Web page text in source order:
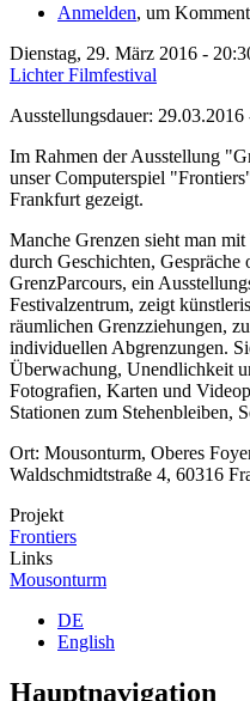
Anmelden, um
Dienstag, 29. März 2016 -
Lichter Filmfestival
Ausstellungsdauer:
Im Rahmen der Ausstellung
unser Computerspiel
Frankfurt gezeigt.
Manche Grenzen sieht man
durch Geschichten,
GrenzParcours, ein
Festivalzentrum, zeigt
räumlichen Grenzziehungen,
individuellen Abgrenzungen.
Überwachung, Unendlichkeit
Fotografien, Karten und
Stationen zum Stehenbleiben,
Ort: Mousonturm, Oberes
Waldschmidtstraße 4, 60316
Projekt
Frontiers
Links
Mousonturm
DE
English
Hauptnavigation